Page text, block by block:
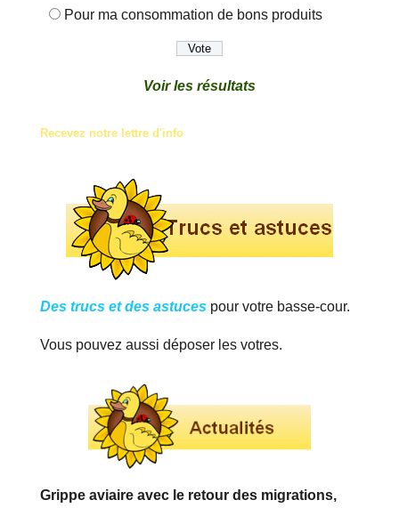
Pour ma consommation de bons produits
Voir les résultats
Recevez notre lettre d'info
Des trucs et des astucespour votre basse-cour.
Vous pouvez aussi déposer les votres.
Grippe aviaire avec le retour des migrations,